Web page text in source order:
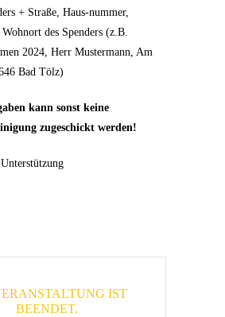
+ Straße, Haus-nummer,
des Spenders (z.B.
2024, Herr Mustermann, Am
Bad Tölz)
kann sonst keine
zugeschickt werden!
IST
BEENDET.